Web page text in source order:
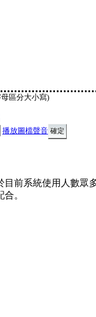
區分大小寫)
播放圖檔聲音
目前系統使用人數眾
。